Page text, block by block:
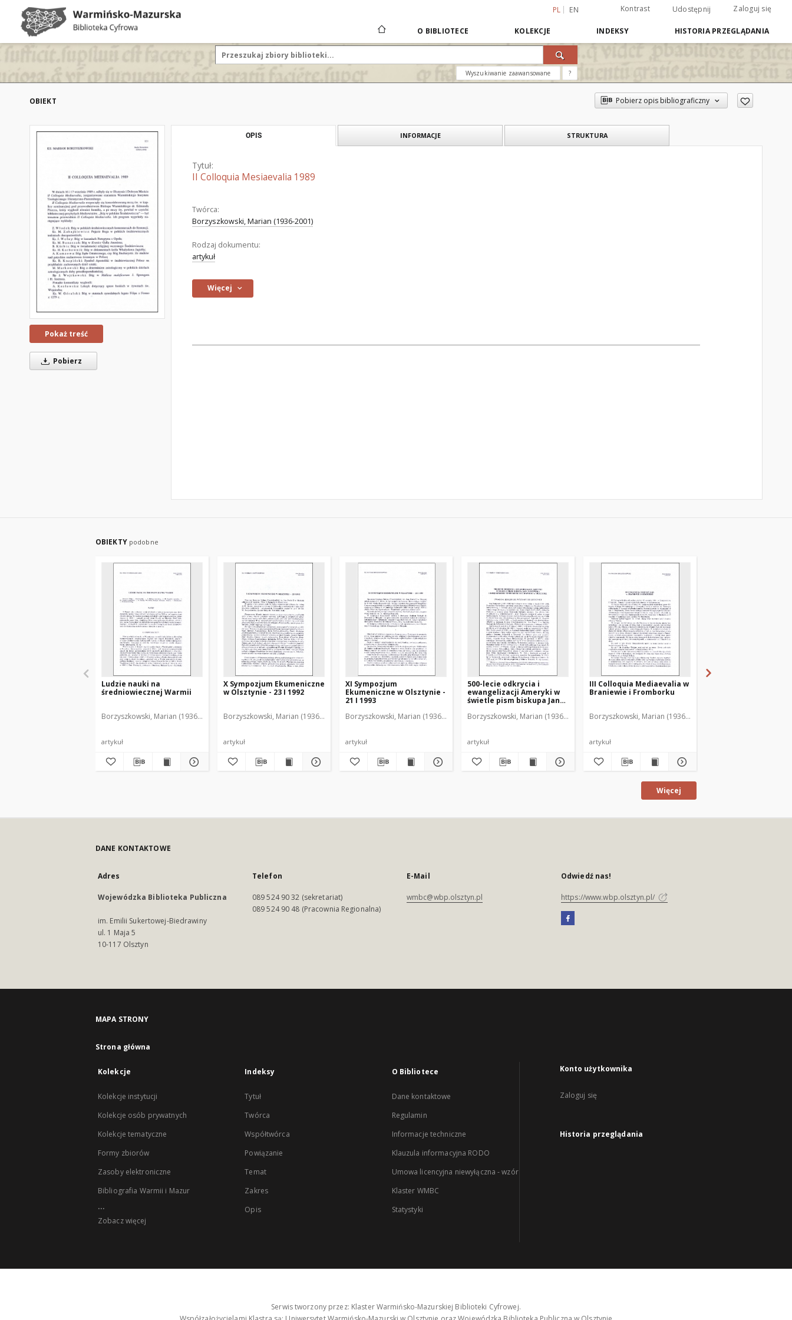
PL EN Kontrast Udostępnij Zaloguj się
O BIBLIOTECE KOLEKCJE INDEKSY HISTORIA PRZEGLĄDANIA
Wyszukiwanie zaawansowane ?
OBIEKT Pobierz opis bibliograficzny
Pokaż treść
Pobierz
OPIS INFORMACJE STRUKTURA
Tytuł:
II Colloquia Mesiaevalia 1989
Twórca:
Borzyszkowski, Marian (1936-2001)
Rodzaj dokumentu:
artykuł
Więcej
OBIEKTY podobne
Ludzie nauki na
średniowiecznej Warmii
Borzyszkowski, Marian (1936-2001)
artykuł
X Sympozjum Ekumeniczne
w Olsztynie - 23 I 1992
Borzyszkowski, Marian (1936-2001)
artykuł
XI Sympozjum
Ekumeniczne w Olsztynie -
21 I 1993
Borzyszkowski, Marian (1936-2001)
artykuł
500-lecie odkrycia i
ewangelizacji Ameryki w
świetle pism biskupa Jana
Seminarium Duchownego
bibliotecznej
Borzyszkowski, Marian (1936-2001)
artykuł
III Colloquia Mediaevalia w
Braniewie i Fromborku
Borzyszkowski, Marian (1936-2001)
artykuł
Więcej
DANE KONTAKTOWE
Adres
Wojewódzka Biblioteka Publiczna
im. Emilii Sukertowej-Biedrawiny
ul. 1 Maja 5
10-117 Olsztyn
Telefon
089 524 90 32 (sekretariat)
089 524 90 48 (Pracownia Regionalna)
E-Mail
wmbc@wbp.olsztyn.pl
Odwiedź nas!
https://www.wbp.olsztyn.pl/
MAPA STRONY
Strona główna
Kolekcje
Kolekcje instytucji
Kolekcje osób prywatnych
Kolekcje tematyczne
Formy zbiorów
Zasoby elektroniczne
Bibliografia Warmii i Mazur
...
Zobacz więcej
Indeksy
Tytuł
Twórca
Współtwórca
Powiązanie
Temat
Zakres
Opis
O Bibliotece
Dane kontaktowe
Regulamin
Informacje techniczne
Klauzula informacyjna RODO
Umowa licencyjna niewyłączna - wzór
Klaster WMBC
Statystyki
Konto użytkownika
Zaloguj się
Historia przeglądania
Serwis tworzony przez: Klaster Warmińsko-Mazurskiej Biblioteki Cyfrowej.